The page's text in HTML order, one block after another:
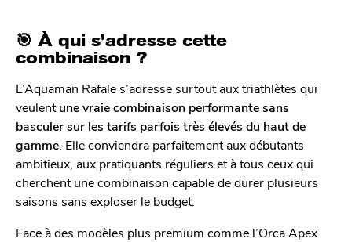
🎯 À qui s’adresse cette
combinaison ?
L’Aquaman Rafale s’adresse surtout aux triathlètes qui
veulentune vraie combinaison performante sans
basculer sur les tarifs parfois très élevés du haut de
gamme . Elle conviendra parfaitement aux débutants
ambitieux, aux pratiquants réguliers et à tous ceux qui
cherchent une combinaison capable de durer plusieurs
saisons sans exploser le budget.
Face à des modèles plus premium comme l’Orca Apex